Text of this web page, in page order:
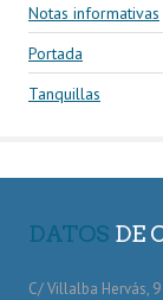
Notas informativas
Portada
Tanquillas
DATOS DE
C/ Villalba Hervás,